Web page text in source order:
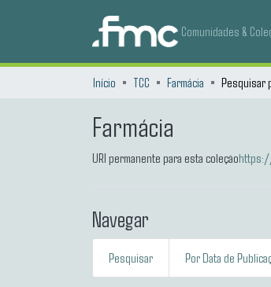
Comunidades &
Início TCC Farmácia Pesquisar
Farmácia
URI permanente para esta coleção
Navegar
Pesquisar Por Data de